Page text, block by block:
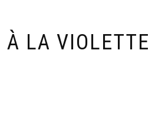
À LA VIOLETTE